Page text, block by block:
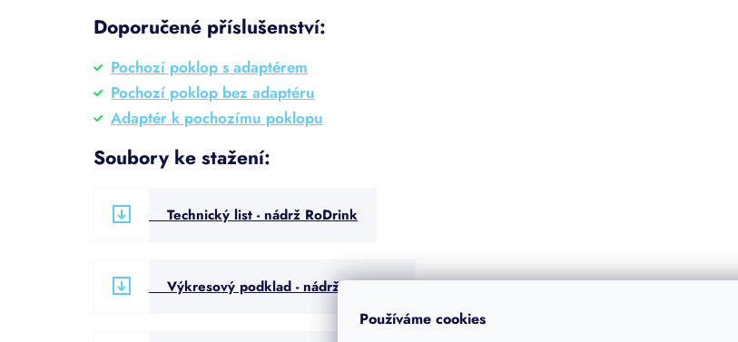
Používáme cookies
Doporučené příslušenství:
Pochozí poklop s adaptérem
Pochozí poklop bez adaptéru
Adaptér k pochozímu poklopu
Soubory ke stažení:
Technický list - nádrž RoDrink
Výkresový podklad - nádrž RoDrink